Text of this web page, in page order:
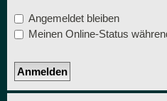
Angemeldet bleiben
Meinen Online-Status